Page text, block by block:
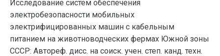
Исследование систем обеспечения
электробезопасности мобильных
электрифицированных машин с кабельным
питанием на животноводческих фермах Южной зоны
СССР: Автореф. дисс. на соиск. учен. степ. канд. техн.